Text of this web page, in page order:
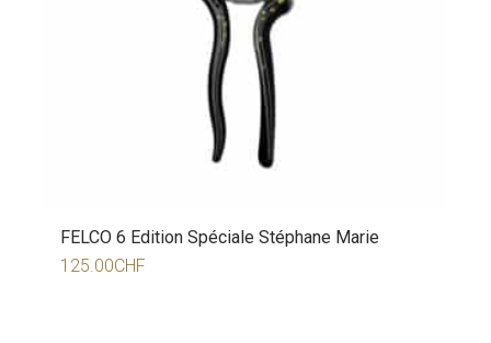
FELCO 6 Edition Spéciale Stéphane Marie
125.00CHF